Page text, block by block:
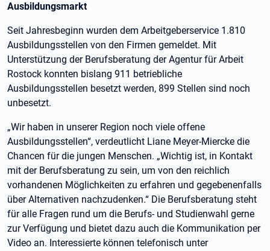
Ausbildungsmarkt
Seit Jahresbeginn wurden dem Arbeitgeberservice 1.810
Ausbildungsstellen von den Firmen gemeldet. Mit
Unterstützung der Berufsberatung der Agentur für Arbeit
Rostock konnten bislang 911 betriebliche
Ausbildungsstellen besetzt werden, 899 Stellen sind noch
unbesetzt.
„Wir haben in unserer Region noch viele offene
Ausbildungsstellen“, verdeutlicht Liane Meyer-Miercke die
Chancen für die jungen Menschen. „Wichtig ist, in Kontakt
mit der Berufsberatung zu sein, um von den reichlich
vorhandenen Möglichkeiten zu erfahren und gegebenenfalls
über Alternativen nachzudenken.“ Die Berufsberatung steht
für alle Fragen rund um die Berufs- und Studienwahl gerne
zur Verfügung und bietet dazu auch die Kommunikation per
Video an. Interessierte können telefonisch unter